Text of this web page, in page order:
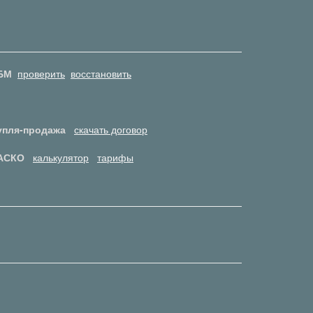
проверить восстановить
продажа
скачать договор
калькулятор тарифы